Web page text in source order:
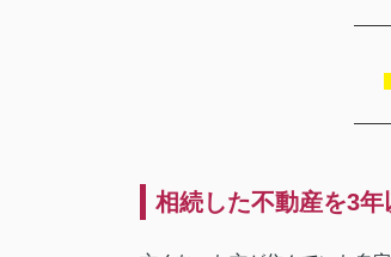
相続した不動産を3